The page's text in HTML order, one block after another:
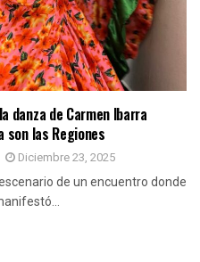
danza de Carmen Ibarra
son las Regiones
Diciembre 23, 2025
de un encuentro donde